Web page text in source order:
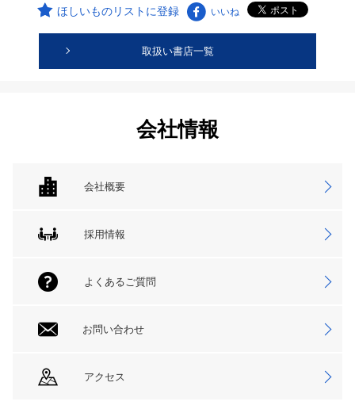
ほしいものリストに登録 いいね
取扱い書店一覧
会社情報
会社概要
採用情報
よくあるご質問
お問い合わせ
アクセス